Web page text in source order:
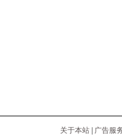
关于本站
广告服